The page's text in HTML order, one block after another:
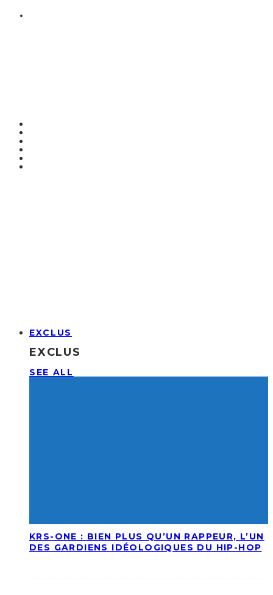
EXCLUS
EXCLUS
SEE ALL
KRS-ONE : BIEN PLUS QU’UN RAPPEUR, L’UN
DES GARDIENS IDÉOLOGIQUES DU HIP-HOP